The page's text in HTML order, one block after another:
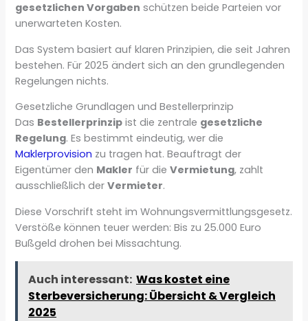
gesetzlichen Vorgaben schützen beide Parteien vor
unerwarteten Kosten.
Das System basiert auf klaren Prinzipien, die seit Jahren
bestehen. Für 2025 ändert sich an den grundlegenden
Regelungen nichts.
Gesetzliche Grundlagen und Bestellerprinzip
Das Bestellerprinzip ist die zentrale gesetzliche
Regelung. Es bestimmt eindeutig, wer die
Maklerprovision zu tragen hat. Beauftragt der
Eigentümer den Makler für dieVermietung, zahlt
ausschließlich derVermieter.
Diese Vorschrift steht im Wohnungsvermittlungsgesetz.
Verstöße können teuer werden: Bis zu 25.000 Euro
Bußgeld drohen bei Missachtung.
Auch interessant: Was kostet eine
Sterbeversicherung: Übersicht & Vergleich
2025